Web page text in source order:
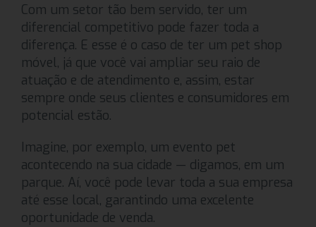
Com um setor tão bem servido, ter um
diferencial competitivo pode fazer toda a
diferença. E esse é o caso de ter um pet shop
móvel, já que você vai ampliar seu raio de
atuação e de atendimento e, assim, estar
sempre onde seus clientes e consumidores em
potencial estão.
Imagine, por exemplo, um evento pet
acontecendo na sua cidade — digamos, em um
parque. Aí, você pode levar toda a sua empresa
até esse local, garantindo uma excelente
oportunidade de venda.